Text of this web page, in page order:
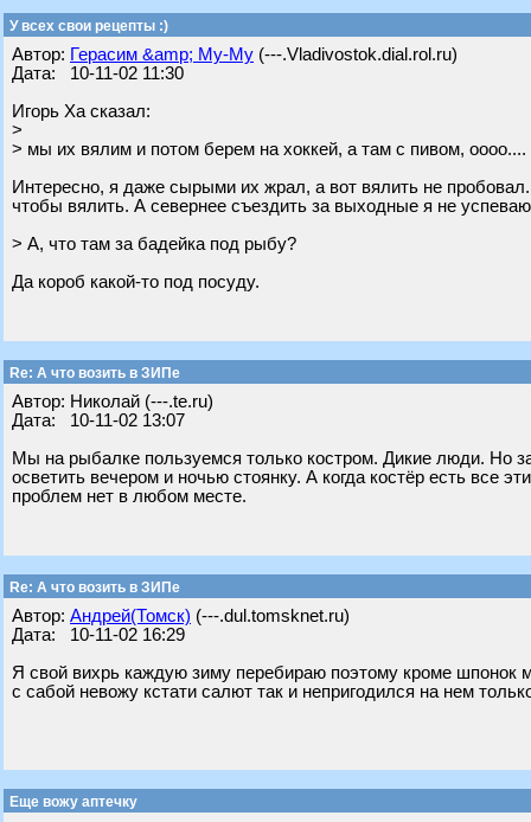
У всех свои рецепты :)
Автор: Герасим &amp; Му-Му (---.Vladivostok.dial.rol.ru)
Дата: 10-11-02 11:30
Игорь Ха сказал:
>
> мы их вялим и потом берем на хоккей, а там с пивом, оооо....
Интересно, я даже сырыми их жрал, а вот вялить не
чтобы вялить. А севернее съездить за выходные я не
> А, что там за бадейка под рыбу?
Да короб какой-то под посуду.
Re: А что возить в ЗИПе
Автор: Николай (---.te.ru)
Дата: 10-11-02 13:07
Мы на рыбалке пользуемся только костром. Дикие люди. Но
осветить вечером и ночью стоянку. А когда костёр есть все
проблем нет в любом месте.
Re: А что возить в ЗИПе
Автор: Андрей(Томск) (---.dul.tomsknet.ru)
Дата: 10-11-02 16:29
Я свой вихрь каждую зиму перебираю поэтому кроме шпонок
с сабой невожу кстати салют так и непригодился на нем
Еще вожу аптечку